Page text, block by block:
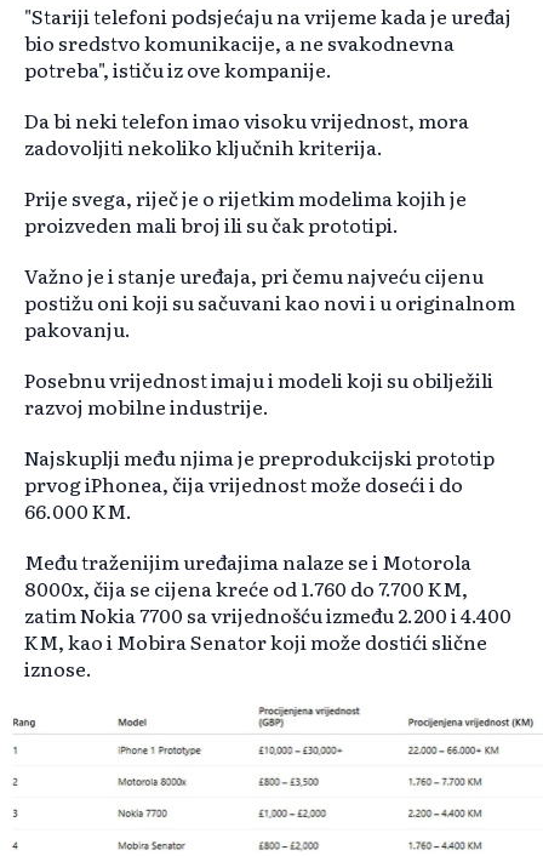
"Stariji telefoni podsjećaju na vrijeme kada je uređaj
bio sredstvo komunikacije, a ne svakodnevna
potreba", ističu iz ove kompanije.
Da bi neki telefon imao visoku vrijednost, mora
zadovoljiti nekoliko ključnih kriterija.
Prije svega, riječ je o rijetkim modelima kojih je
proizveden mali broj ili su čak prototipi.
Važno je i stanje uređaja, pri čemu najveću cijenu
postižu oni koji su sačuvani kao novi i u originalnom
pakovanju.
Posebnu vrijednost imaju i modeli koji su obilježili
razvoj mobilne industrije.
Najskuplji među njima je preprodukcijski prototip
prvog iPhonea, čija vrijednost može doseći i do
66.000 KM.
Među traženijim uređajima nalaze se i Motorola
8000x, čija se cijena kreće od 1.760 do 7.700 KM,
zatim Nokia 7700 sa vrijednošću između 2.200 i 4.400
KM, kao i Mobira Senator koji može dostići slične
iznose.